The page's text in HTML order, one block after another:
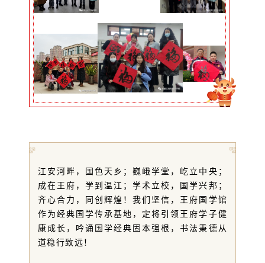
江安河畔，国色天乡；巍峨学堂，屹立中央；
成在王府，学到温江；学术立校，国学兴邦；
齐心合力，同创辉煌！我们坚信，王府国学馆
作为经典国学传承基地，定将引领王府学子健
康成长，吟诵国学经典固本强根，书法秉德从
道稳行致远！